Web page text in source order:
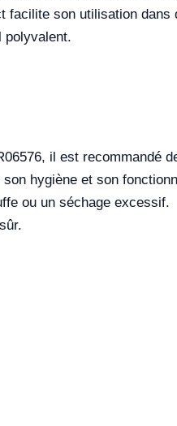
facilite son utilisation dans
polyvalent.
il est recommandé
hygiène et son
ou un séchage excessif.